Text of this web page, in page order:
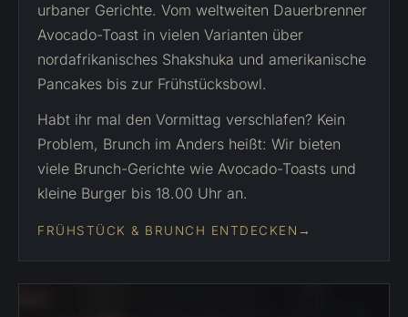
urbaner Gerichte. Vom weltweiten Dauerbrenner
Avocado-Toast in vielen Varianten über
nordafrikanisches Shakshuka und amerikanische
Pancakes bis zur Frühstücksbowl.
Habt ihr mal den Vormittag verschlafen? Kein
Problem, Brunch im Anders heißt: Wir bieten
viele Brunch-Gerichte wie Avocado-Toasts und
kleine Burger bis 18.00 Uhr an.
FRÜHSTÜCK & BRUNCH ENTDECKEN →